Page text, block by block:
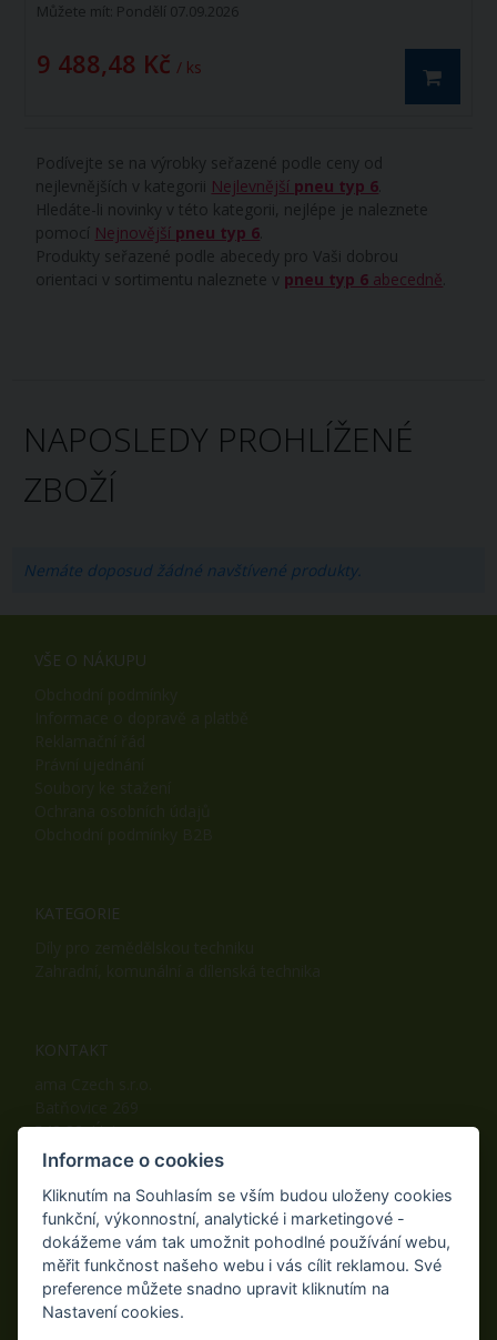
Můžete mít: Pondělí 07.09.2026
9 488,48 Kč / ks
Podívejte se na výrobky seřazené podle ceny od
nejlevnějších v kategorii Nejlevnější pneu typ 6
Hledáte-li novinky v této kategorii, nejlépe je naleznete
pomocí Nejnovější pneu typ 6
Produkty seřazené podle abecedy pro Vaši dobrou
orientaci v sortimentu naleznete v pneu typ 6 abecedně
NAPOSLEDY PROHLÍŽENÉ
ZBOŽÍ
Nemáte doposud žádné navštívené produkty.
VŠE O NÁKUPU
KATEGORIE
KONTAKT
542 32, Úpice
Telefon: +420 498 100 050
Fax: +420 498 100 051
E-mail:info@ama-zahrada.cz
Web:www.ama-zahrada.cz
NAJDETE NÁS TAKÉ NA:
Informace o cookies
Kliknutím na Souhlasím se vším budou uloženy cookies
funkční, výkonnostní, analytické i marketingové -
dokážeme vám tak umožnit pohodlné používání webu,
měřit funkčnost našeho webu i vás cílit reklamou. Své
preference můžete snadno upravit kliknutím na
Nastavení cookies.